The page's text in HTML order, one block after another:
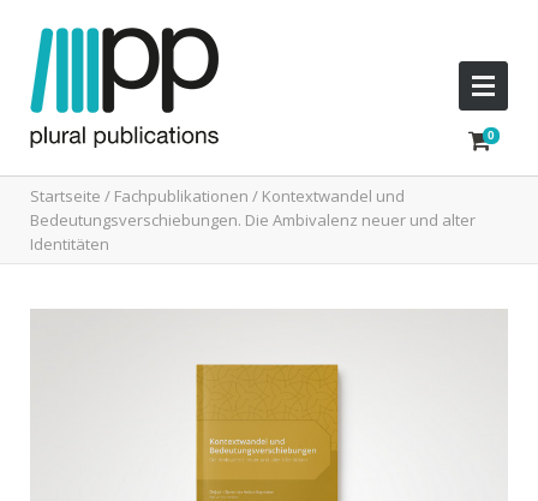
Startseite / Fachpublikationen / Kontextwandel und
Bedeutungsverschiebungen. Die Ambivalenz neuer und alter
Identitäten